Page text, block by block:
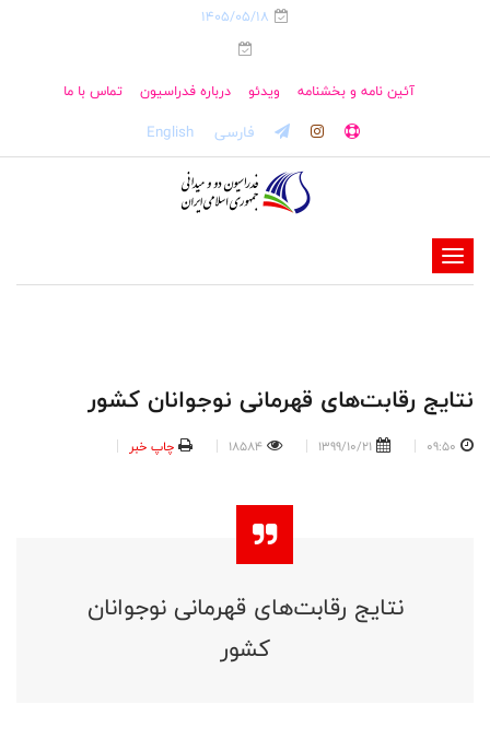
1405/05/18
آئین نامه و بخشنامه ویدئو درباره فدراسیون تماس با ما
فارسی English
-
-
-
-
نتایج رقابت‌های قهرمانی نوجوانان کشور
09:50
1399/10/21
18584 چاپ خبر
نتایج رقابت‌های قهرمانی نوجوانان
کشور